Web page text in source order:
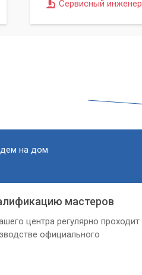
Сервисный инженер
на дом
мастеров
центра регулярно проходит
официального